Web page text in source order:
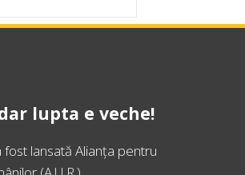
lupta e veche!
fost lansatăAlianța pentru